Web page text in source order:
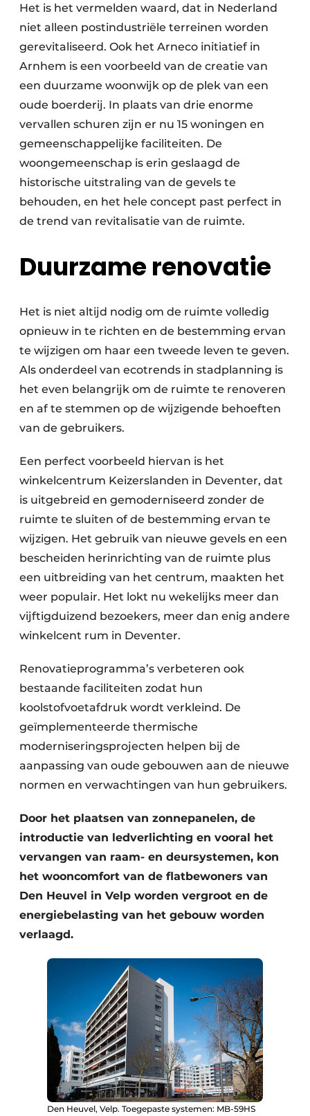
Het is het vermelden waard, dat in Nederland
niet alleen postindustriële terreinen worden
gerevitaliseerd. Ook het Arneco initiatief in
Arnhem is een voorbeeld van de creatie van
een duurzame woonwijk op de plek van een
oude boerderij. In plaats van drie enorme
vervallen schuren zijn er nu 15 woningen en
gemeenschappelijke faciliteiten. De
woongemeenschap is erin geslaagd de
historische uitstraling van de gevels te
behouden, en het hele concept past perfect in
de trend van revitalisatie van de ruimte.
Duurzame renovatie
Het is niet altijd nodig om de ruimte volledig
opnieuw in te richten en de bestemming ervan
te wijzigen om haar een tweede leven te geven.
Als onderdeel van ecotrends in stadplanning is
het even belangrijk om de ruimte te renoveren
en af te stemmen op de wijzigende behoeften
van de gebruikers.
Een perfect voorbeeld hiervan is het
winkelcentrum Keizerslanden in Deventer, dat
is uitgebreid en gemoderniseerd zonder de
ruimte te sluiten of de bestemming ervan te
wijzigen. Het gebruik van nieuwe gevels en een
bescheiden herinrichting van de ruimte plus
een uitbreiding van het centrum, maakten het
weer populair. Het lokt nu wekelijks meer dan
vijftigduizend bezoekers, meer dan enig andere
winkelcent rum in Deventer.
Renovatieprogramma’s verbeteren ook
bestaande faciliteiten zodat hun
koolstofvoetafdruk wordt verkleind. De
geïmplementeerde thermische
moderniseringsprojecten helpen bij de
aanpassing van oude gebouwen aan de nieuwe
normen en verwachtingen van hun gebruikers.
Door het plaatsen van zonnepanelen, de
introductie van ledverlichting en vooral het
vervangen van raam- en deursystemen, kon
het wooncomfort van de flatbewoners van
Den Heuvel in Velp worden vergroot en de
energiebelasting van het gebouw worden
verlaagd.
Den Heuvel, Velp. Toegepaste systemen: MB-59HS